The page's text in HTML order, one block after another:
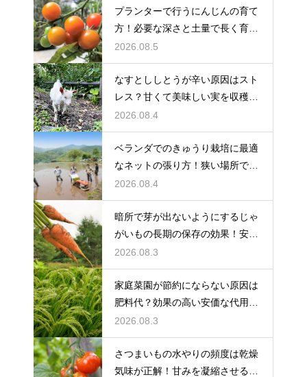
プランターで行うにんじんの育て
方！必要な深さと土量で長く育て
る
2026.08.5
なすとししとうが辛い原因はスト
レス？甘くて美味しい実を収穫す
る
2026.08.4
ベランダでのきゅうり栽培に最適
なネットの張り方！狭い場所でも
大収穫
2026.08.4
暗所で芽が出ないようにするじゃ
がいもの長期の保存の効果！安全
に食べ切る
2026.08.3
家庭菜園が節約にならない原因は
肥料代？効果の高い安価な代用品
を活用する
2026.08.3
さつまいもの水やりの頻度は乾燥
気味が正解！甘みを凝縮させる管